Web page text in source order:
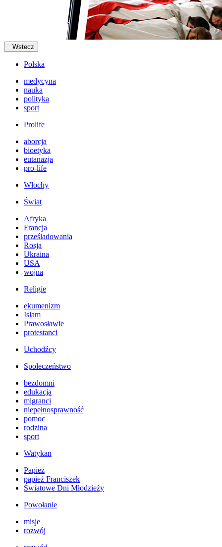
Wstecz
Polska
medycyna
nauka
polityka
sport
Prolife
aborcja
bioetyka
eutanazja
pro-life
Włochy
Świat
Afryka
Francja
prześladowania
Rosja
Ukraina
USA
wojna
Religie
ekumenizm
Islam
Prawosławie
protestanci
Uchodźcy
Społeczeństwo
bezdomni
edukacja
migranci
niepełnosprawność
pomoc
rodzina
sport
Watykan
Papież
papież Franciszek
Światowe Dni Młodzieży
Powołanie
misje
rozwój